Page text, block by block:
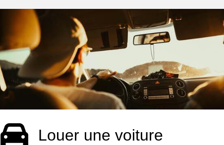
Louer une voiture